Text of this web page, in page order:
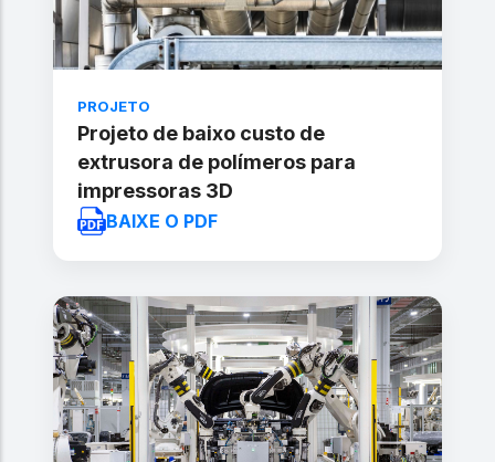
PROJETO
Projeto de baixo custo de
extrusora de polímeros para
impressoras 3D
BAIXE O PDF